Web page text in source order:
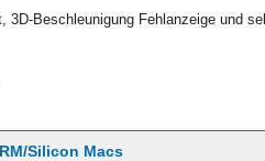
Beschleunigung Fehlanzeige und
Silicon Macs